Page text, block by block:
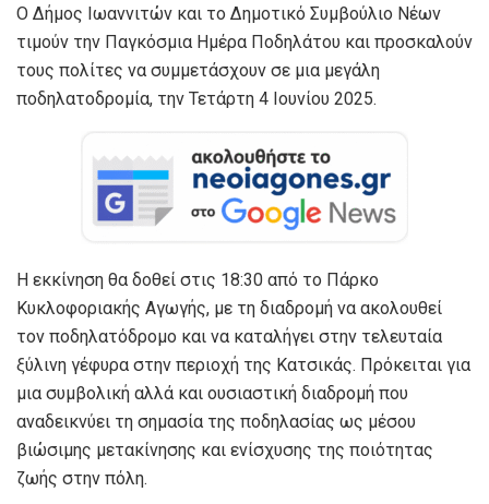
Ο Δήμος Ιωαννιτών και το Δημοτικό Συμβούλιο Νέων
τιμούν την Παγκόσμια Ημέρα Ποδηλάτου και προσκαλούν
τους πολίτες να συμμετάσχουν σε μια μεγάλη
ποδηλατοδρομία, την Τετάρτη 4 Ιουνίου 2025.
Η εκκίνηση θα δοθεί στις 18:30 από το Πάρκο
Κυκλοφοριακής Αγωγής, με τη διαδρομή να ακολουθεί
τον ποδηλατόδρομο και να καταλήγει στην τελευταία
ξύλινη γέφυρα στην περιοχή της Κατσικάς. Πρόκειται για
μια συμβολική αλλά και ουσιαστική διαδρομή που
αναδεικνύει τη σημασία της ποδηλασίας ως μέσου
βιώσιμης μετακίνησης και ενίσχυσης της ποιότητας
ζωής στην πόλη.